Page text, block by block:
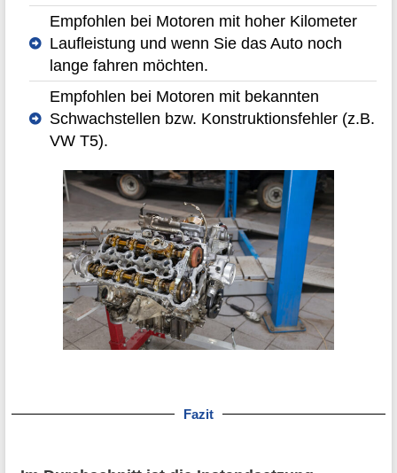
Empfohlen bei Motoren mit hoher Kilometer
Laufleistung und wenn Sie das Auto noch
lange fahren möchten.
Empfohlen bei Motoren mit bekannten
Schwachstellen bzw. Konstruktionsfehler (z.B.
VW T5).
Fazit